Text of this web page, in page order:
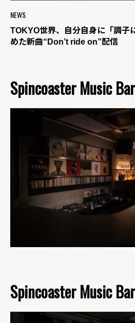
NEWS
TOKYO世界、自分自身に「調子
めた新曲“Don’t ride on”配信
Spincoaster Music
Spincoaster Music